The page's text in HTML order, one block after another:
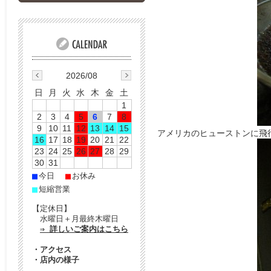
アメリカのヒューストンに
2026/08
日
月 火 水 木 金
土
1
2
3 4 5 6 7
8
9
10 11 12 13 14 15
16 17 18 19 20 21
22
23 24 25 26 27 28
29
30 31
■今日 ■ お休み
■短縮営業
【定休日】
水曜日＋月最終木曜日
⇒ 詳しいご案内はこちら
・ アクセス
・ 店内の様子